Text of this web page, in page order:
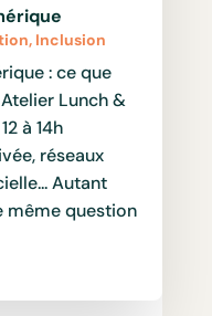
, Inclusion
: ce que
Lunch &
à 14h
réseaux
Autant
même question